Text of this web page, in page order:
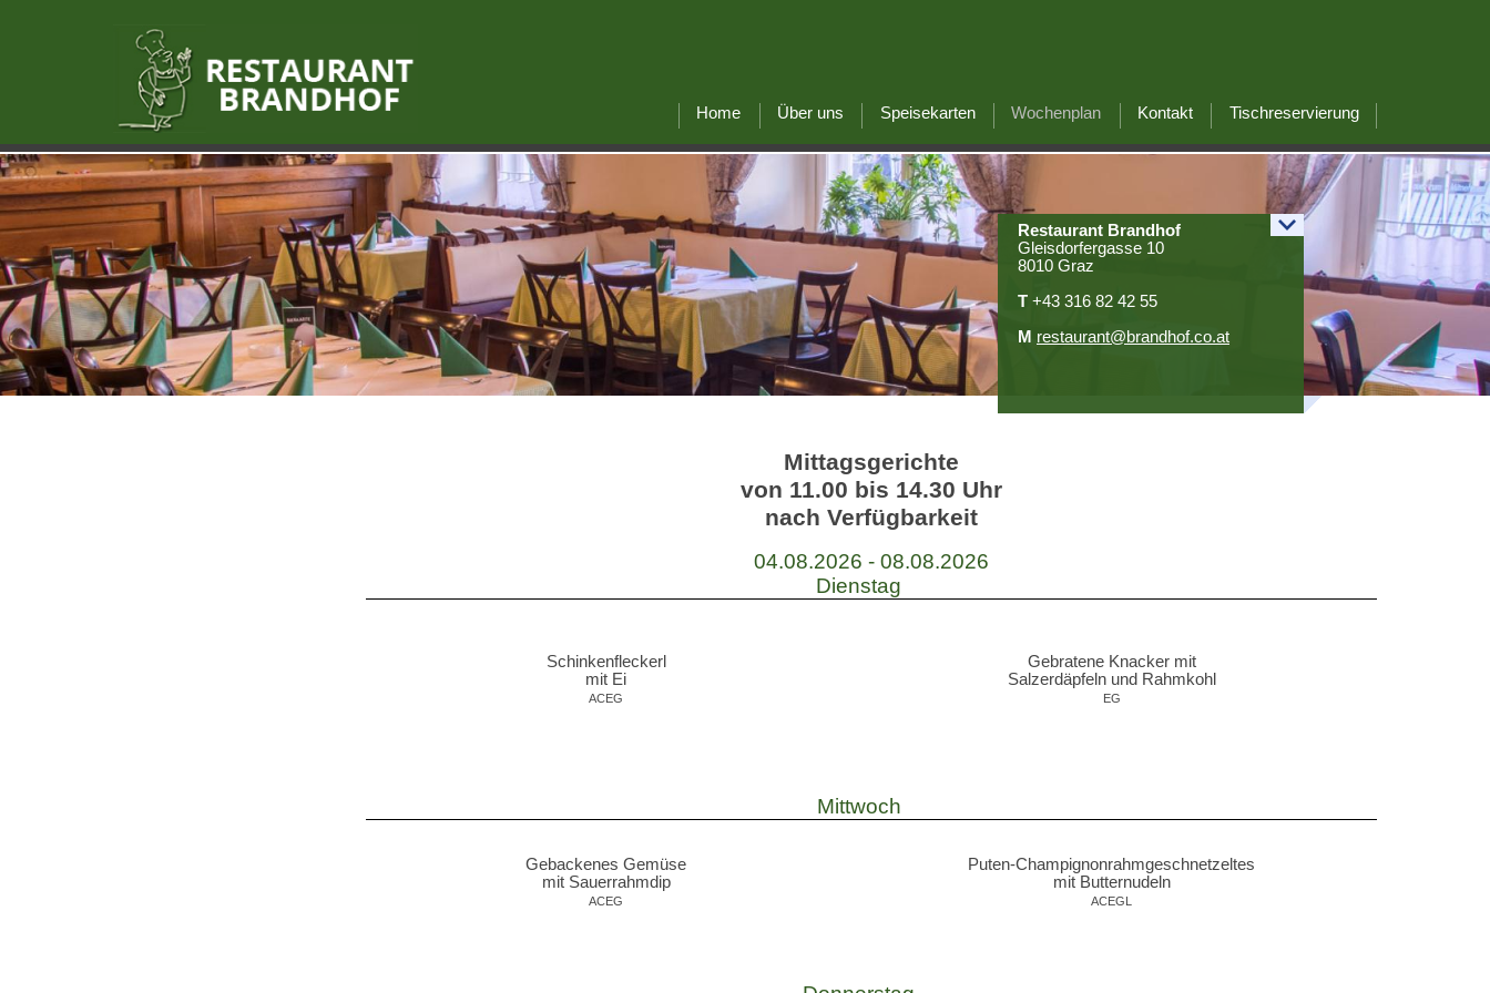
Home Über uns Speisekarten Wochenplan Kontakt Tischreservierung
Restaurant Brandhof
Gleisdorfergasse 10
8010 Graz
T +43 316 82 42 55
M restaurant@brandhof.co.at
Mittagsgerichte
von 11.00 bis 14.30 Uhr
nach Verfügbarkeit
04.08.2026 - 08.08.2026
Dienstag
Schinkenfleckerl
mit Ei
ACEG
Gebratene Knacker mit
Salzerdäpfeln und Rahmkohl
EG
Mittwoch
Gebackenes Gemüse
mit Sauerrahmdip
ACEG
Puten-Champignonrahmgeschnetzeltes
mit Butternudeln
ACEGL